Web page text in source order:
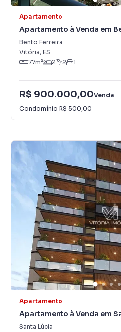
Apartamento
Apartamento à Venda em
Bento Ferreira
Vitória, ES
77m² 2 2 1
R$ 900.000,00Venda
Condomínio R$ 500,00
Apartamento
Apartamento à Venda em
Santa Lúcia